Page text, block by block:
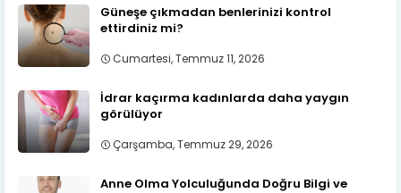
Güneşe çıkmadan benlerinizi kontrol
ettirdiniz mi?
Cumartesi, Temmuz 11, 2026
İdrar kaçırma kadınlarda daha yaygın
görülüyor
Çarşamba, Temmuz 29, 2026
Anne Olma Yolculuğunda Doğru Bilgi ve